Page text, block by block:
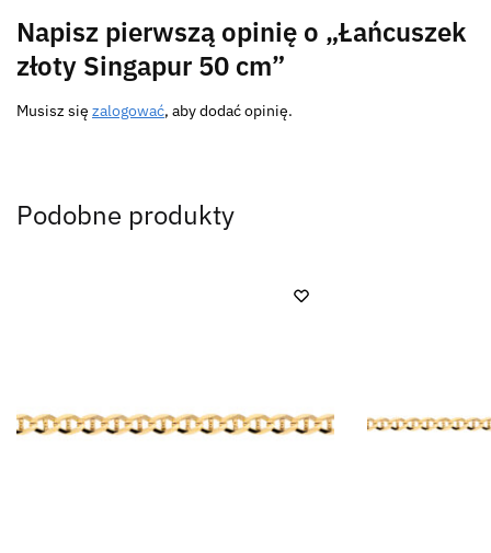
Napisz pierwszą opinię o „Łańcuszek
złoty Singapur 50 cm”
Musisz się zalogować, aby dodać opinię.
Podobne produkty